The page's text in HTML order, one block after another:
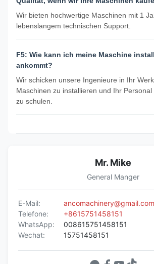
Wir bieten hochwertige Maschinen mit 1
lebenslangem technischen Support.
F5: Wie kann ich meine Maschine
ankommt?
Wir schicken unsere Ingenieure in Ihr
Maschinen zu installieren und Ihr
zu schulen.
Mr. Mike
General Manger
E-Mail:
ancomachinery@gmail.com
Telefone:
+8615751458151
WhatsApp:
008615751458151
Wechat:
15751458151